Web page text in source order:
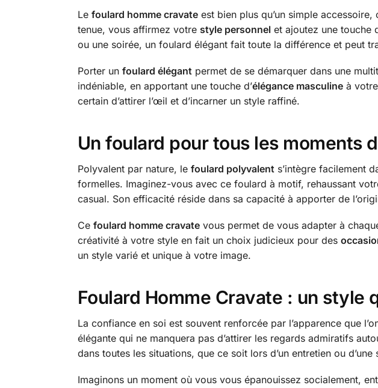
Le foulard homme cravateest bien plus qu’un simple
tenue, vous affirmez votre style personnelet ajoutez une touche
ou une soirée, un foulard élégant fait toute la différence et peut
Porter un foulard élégantpermet de se démarquer dans une
indéniable, en apportant une touche d’élégance masculineà votre
certain d’attirer l’œil et d’incarner un style raffiné.
Un foulard pour tous les moments
Polyvalent par nature, le foulard polyvalent s’intègre facilement
formelles. Imaginez-vous avec ce foulard à motif, rehaussant
casual. Son efficacité réside dans sa capacité à apporter de
Ce foulard homme cravatevous permet de vous adapter à
créativité à votre style en fait un choix judicieux pour des
un style varié et unique à votre image.
Foulard Homme Cravate : un style
La confiance en soi est souvent renforcée par l’apparence que
élégante qui ne manquera pas d’attirer les regards admiratifs
dans toutes les situations, que ce soit lors d’un entretien ou d’une
Imaginons un moment où vous vous épanouissez socialement,